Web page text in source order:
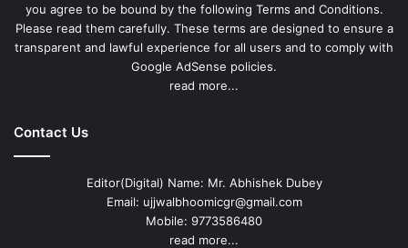
you agree to be bound by the following Terms and Conditions.
Please read them carefully. These terms are designed to ensure a
transparent and lawful experience for all users and to comply with
Google AdSense policies.
read more...
Contact Us
Editor(Digital) Name: Mr. Abhishek Dubey
Email: ujjwalbhoomicgr@gmail.com
Mobile: 9773586480
read more...